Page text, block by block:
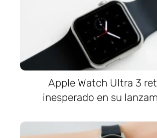
Apple Watch Ultra 3
inesperado en su